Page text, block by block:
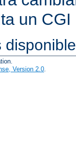
un CGI
Version 2.0.